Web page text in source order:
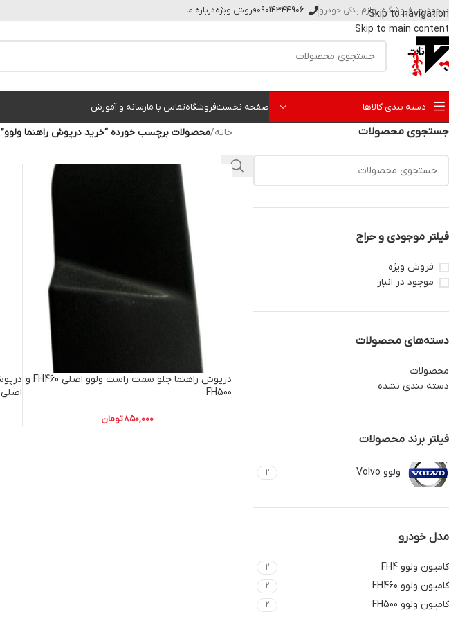
Skip to navigation
Skip to main content
خودرو - فروشگاه لوازم یدکی خودرو 09014344906فروش ویژهدرباره ما
دسته بندی کالاها صفحه نخستفروشگاهتماس با مارسانه و آموزش
جستجوی محصولات
فیلتر موجودی و حراج
فروش ویژه
موجود در انبار
دسته‌های محصولات
محصولات
دسته بندی نشده
فیلتر برند محصولات
ولوو Volvo 2
مدل خودرو
کامیون ولوو FH4 2
کامیون ولوو FH460 2
کامیون ولوو FH500 2
خانه/محصولات برچسب خورده “خرید درپوش راهنما ولوو”
درپوش راهنما جلو سمت راست ولوو اصلی FH460 و
FH500
850,000تومان
اصلی